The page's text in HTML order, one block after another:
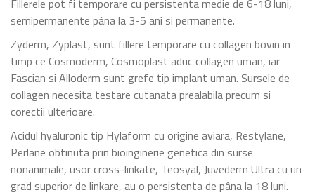
Fillerele pot fi temporare cu persistenta medie de 6-18 luni,
semipermanente pâna la 3-5 ani si permanente.
Zyderm, Zyplast, sunt fillere temporare cu collagen bovin in
timp ce Cosmoderm, Cosmoplast aduc collagen uman, iar
Fascian si Alloderm sunt grefe tip implant uman. Sursele de
collagen necesita testare cutanata prealabila precum si
corectii ulterioare.
Acidul hyaluronic tip Hylaform cu origine aviara, Restylane,
Perlane obtinuta prin bioinginerie genetica din surse
nonanimale, usor cross-linkate, Teosyal, Juvederm Ultra cu un
grad superior de linkare, au o persistenta de pâna la 18 luni.